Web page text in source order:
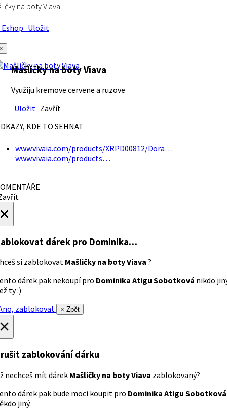
na boty Viava
Uložit
Mašličky na boty Viava
Využiju kremove cervene a ruzove
Uložit Zavřít
KDE TO SEHNAT
www.vivaia.com/products/XRPD00812/Dora…
www.vivaia.com/products…
dárek pro Dominika…
si zablokovat Mašličky na boty Viava ?
dárek pak nekoupí pro Dominika Atigu Sobotková nikdo
ty :)
zablokovat
× Zpět
zablokování dárku
nechceš mít dárek Mašličky na boty Viava zablokovaný?
dárek pak bude moci koupit pro Dominika Atigu Sobotková
jiný.